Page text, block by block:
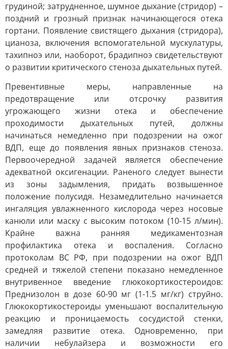
грудиной; затрудненное, шумное дыхание (стридор) –
поздний и грозный признак начинающегося отека
гортани. Появление свистящего дыхания (стридора),
цианоза, включения вспомогательной мускулатуры,
тахипноэ или, наоборот, брадипноэ свидетельствуют
о развитии критического стеноза дыхательных путей.
Превентивные меры, направленные на
предотвращение или отсрочку развития
угрожающего жизни отека и обеспечение
проходимости дыхательных путей, должны
начинаться немедленно при подозрении на ожог
ВДП, еще до появления явных признаков стеноза.
Первоочередной задачей является обеспечение
адекватной оксигенации. Раненого следует вынести
из зоны задымления, придать возвышенное
положение полусидя. Незамедлительно начинается
ингаляция увлажненного кислорода через носовые
канюли или маску с высоким потоком (10-15 л/мин).
Крайне важна ранняя медикаментозная
профилактика отека и воспаления. Согласно
протоколам ВС РФ, при подозрении на ожог ВДП
средней и тяжелой степени показано немедленное
внутривенное введение глюкокортикостероидов:
Преднизолон в дозе 60-90 мг (1-1.5 мг/кг) струйно.
Глюкокортикостероиды уменьшают воспалительную
реакцию и проницаемость сосудистой стенки,
замедляя развитие отека. Одновременно, при
наличии небулайзера и возможности его